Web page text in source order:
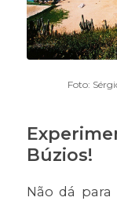
Foto:
Búzios!
Não dá